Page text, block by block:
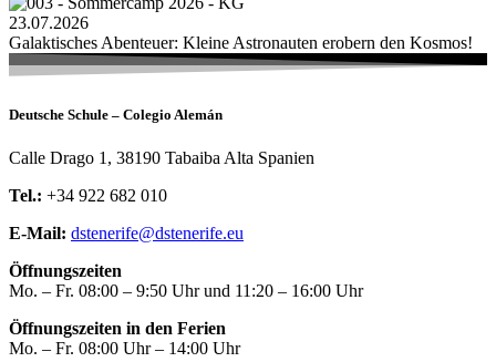
23.07.2026
Galaktisches Abenteuer: Kleine Astronauten erobern den Kosmos!
Deutsche Schule – Colegio Alemán
Calle Drago 1, 38190 Tabaiba Alta Spanien
Tel.: +34 922 682 010
E-Mail: dstenerife@dstenerife.eu
Öffnungszeiten
Mo. – Fr. 08:00 – 9:50 Uhr und 11:20 – 16:00 Uhr
Öffnungszeiten in den Ferien
Mo. – Fr. 08:00 Uhr – 14:00 Uhr